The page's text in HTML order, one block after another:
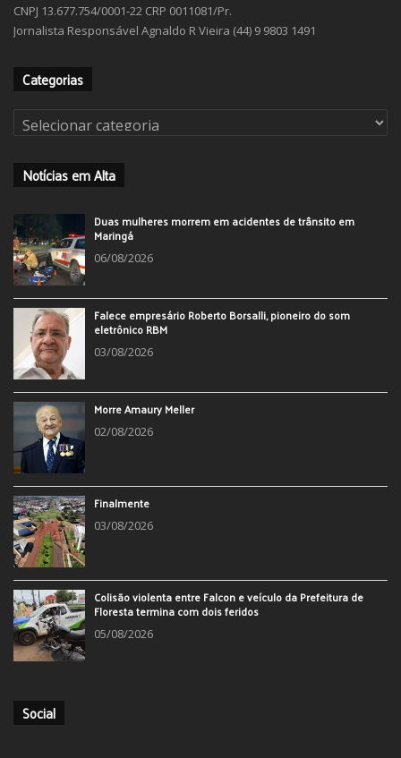
CNPJ 13.677.754/0001-22 CRP 0011081/Pr.
Jornalista Responsável Agnaldo R Vieira (44) 9 9803 1491
Categorias
Categorias
Notícias em Alta
Duas mulheres morrem em acidentes de trânsito em
Maringá
06/08/2026
Falece empresário Roberto Borsalli, pioneiro do som
eletrônico RBM
03/08/2026
Morre Amaury Meller
02/08/2026
Finalmente
03/08/2026
Colisão violenta entre Falcon e veículo da Prefeitura de
Floresta termina com dois feridos
05/08/2026
Social